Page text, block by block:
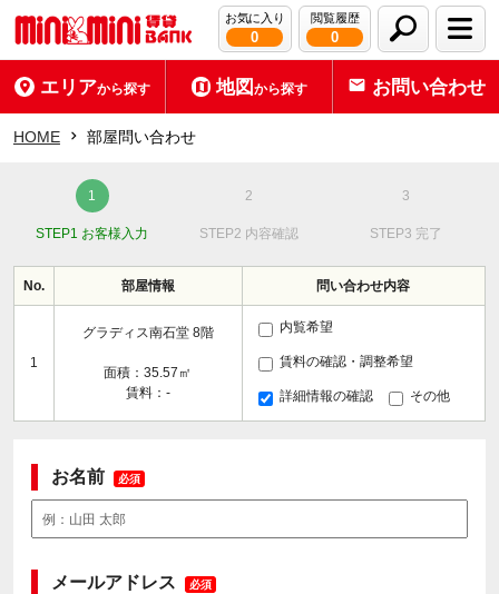
お気に入り
0
閲覧履歴
0
エリアから探す 地図から探す お問い合わせ
HOME 部屋問い合わせ
STEP1 お客様入力 STEP2 内容確認 STEP3 完了
No. 部屋情報 問い合わせ内容
1
グラディス南石堂 8階
面積：35.57㎡
賃料：-
内覧希望
賃料の確認・調整希望
詳細情報の確認 その他
お名前 必須
メールアドレス 必須